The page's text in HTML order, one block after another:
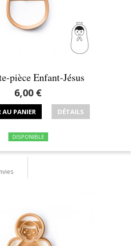
pièce Enfant-Jésus
6,00 €
AU PANIER DÉTAILS
DISPONIBLE